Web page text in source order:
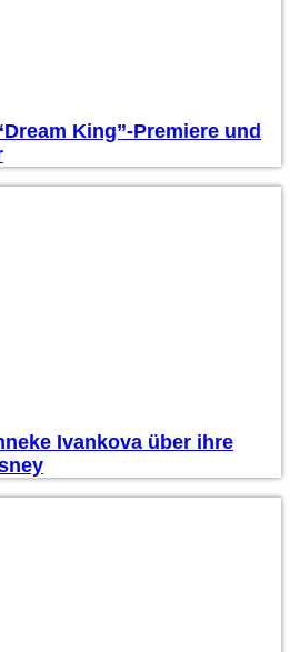
King”-Premiere und
Ivankova über ihre